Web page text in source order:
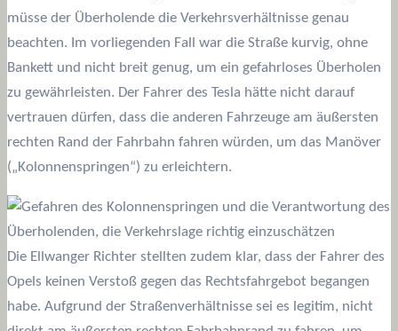
müsse der Überholende die Verkehrsverhältnisse genau
beachten. Im vorliegenden Fall war die Straße kurvig, ohne
Bankett und nicht breit genug, um ein gefahrloses Überholen
zu gewährleisten. Der Fahrer des Tesla hätte nicht darauf
vertrauen dürfen, dass die anderen Fahrzeuge am äußersten
rechten Rand der Fahrbahn fahren würden, um das Manöver
(„Kolonnenspringen“) zu erleichtern.
Die Ellwanger Richter stellten zudem klar, dass der Fahrer des
Opels keinen Verstoß gegen das Rechtsfahrgebot begangen
habe. Aufgrund der Straßenverhältnisse sei es legitim, nicht